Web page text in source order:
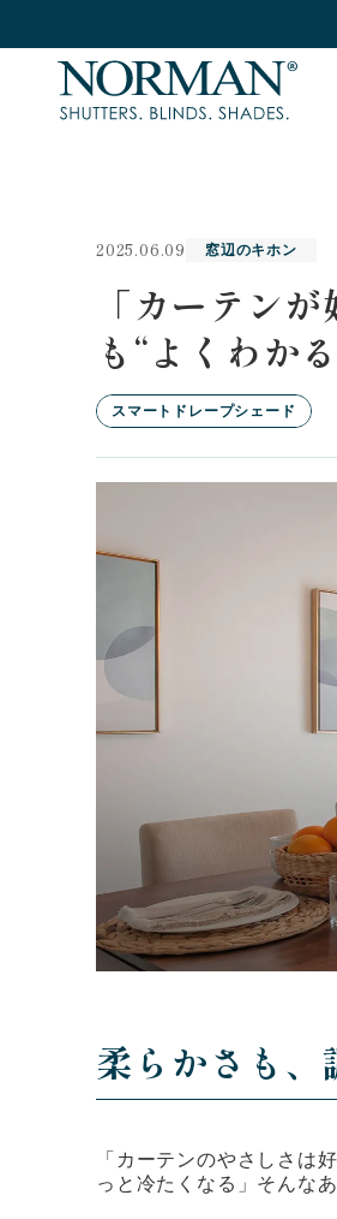
2025.06.09 窓辺のキホン
「カーテン
も“よくわか
スマートドレープシェード
柔らかさも、
「カーテンのやさしさは
っと冷たくなる」そんなあ